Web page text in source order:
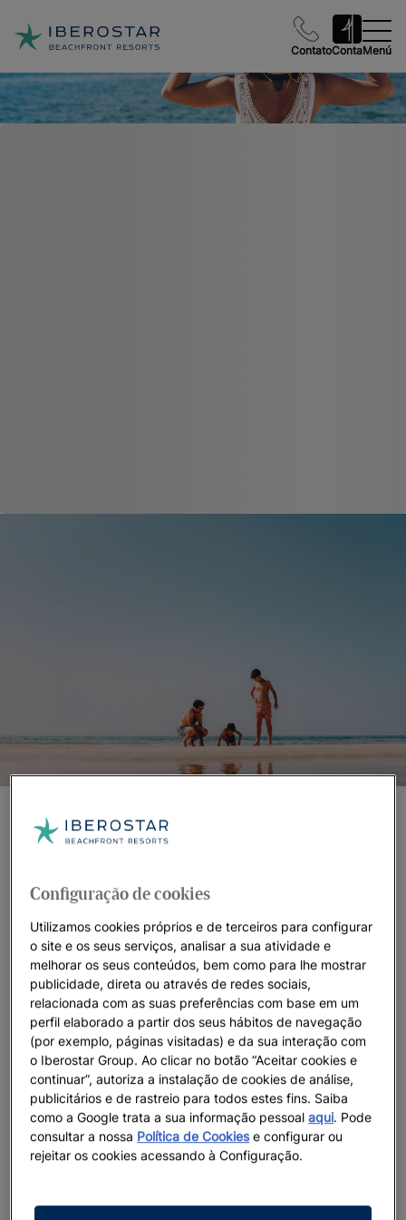
ContatoContaMenú
Iberostar Beachfront Resorts: os melhores
dos nossos resorts únicos à beira-mar. Lugares paradisíacos,
um serviço excelente e uma conexão profunda com os
oceanos criam o cenário perfeito para que os nossos
hóspedes vivam momentos que serão lembrados para
sempre. Acreditamos em viver o presente com alegria e de
forma construtiva, preservando as paisagens naturais que
acolhem os nossos resorts para que as gerações futuras
também possam aproveitá-las.
Destacamos
Configuração de cookies
Utilizamos cookies próprios e de terceiros para configurar
o site e os seus serviços, analisar a sua atividade e
melhorar os seus conteúdos, bem como para lhe mostrar
publicidade, direta ou através de redes sociais,
relacionada com as suas preferências com base em um
perfil elaborado a partir dos seus hábitos de navegação
(por exemplo, páginas visitadas) e da sua interação com
o Iberostar Group. Ao clicar no botão “Aceitar cookies e
continuar”, autoriza a instalação de cookies de análise,
publicitários e de rastreio para todos estes fins. Saiba
como a Google trata a sua informação pessoalaqui. Pode
consultar a nossa Política de Cookiese configurar ou
rejeitar os cookies acessando à Configuração.